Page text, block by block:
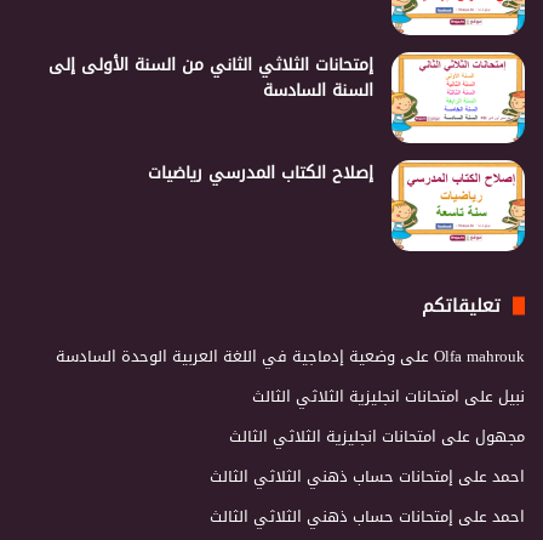
إمتحانات الثلاثي الثاني من السنة الأولى إلى
السنة السادسة
إصلاح الكتاب المدرسي رياضيات
تعليقاتكم
Olfa mahroukعلى وضعية إدماجية في اللغة العربية الوحدة السادسة
نبيلعلى امتحانات انجليزية الثلاثي الثالث
مجهولعلى امتحانات انجليزية الثلاثي الثالث
احمدعلى إمتحانات حساب ذهني الثلاثي الثالث
احمدعلى إمتحانات حساب ذهني الثلاثي الثالث